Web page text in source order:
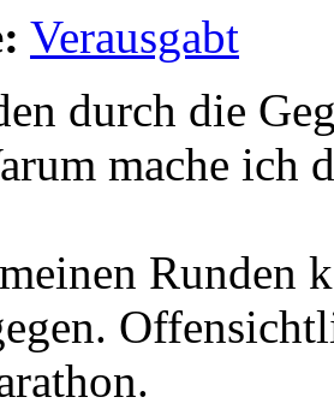
Verausgabt
durch die
mache ich
Runden